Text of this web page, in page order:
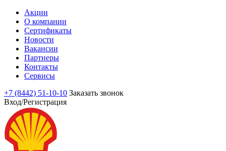
Акции
О компании
Сертификаты
Новости
Вакансии
Партнеры
Контакты
Сервисы
+7 (8442) 51-10-10 Заказать звонок
Вход/Регистрация